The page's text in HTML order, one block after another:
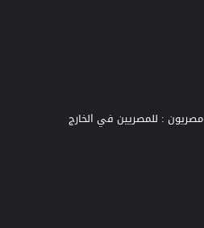
مصريون : للمصريين في الخارج